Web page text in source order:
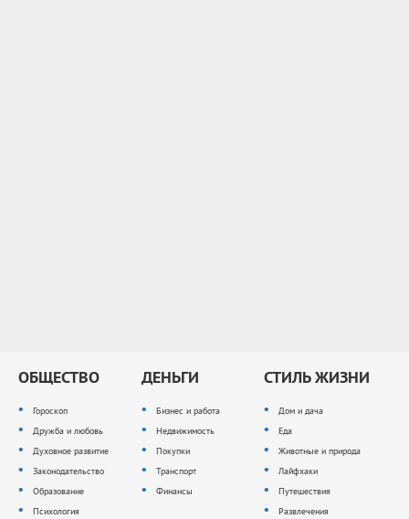
ОБЩЕСТВО
Гороскоп
Дружба и любовь
Духовное развитие
Законодательство
Образование
Психология
ДЕНЬГИ
Бизнес и работа
Недвижимость
Покупки
Транспорт
Финансы
СТИЛЬ ЖИЗНИ
Дом и дача
Еда
Животные и природа
Лайфхаки
Путешествия
Развлечения